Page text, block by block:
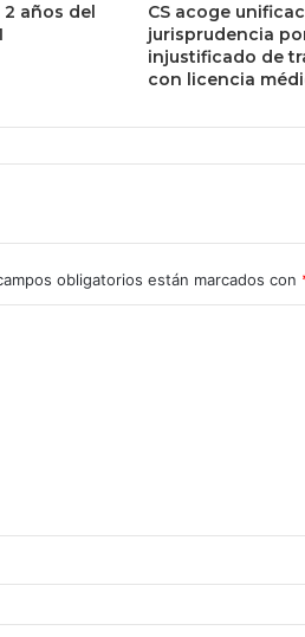
años del
CS acoge
jurisprudencia
injustificado de
con licencia
obligatorios están marcados con